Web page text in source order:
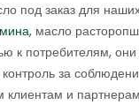
под заказ для
, масло
потребителям,
за
клиентам и